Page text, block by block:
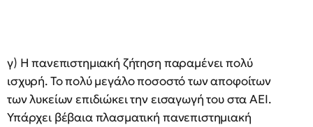
γ) Η πανεπιστημιακή ζήτηση παραμένει πολύ
ισχυρή. Το πολύ μεγάλο ποσοστό των αποφοίτων
των λυκείων επιδιώκει την εισαγωγή του στα ΑΕΙ.
Υπάρχει βέβαια πλασματική πανεπιστημιακή